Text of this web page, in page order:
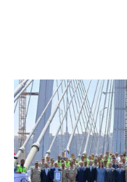
محور روض الفرج